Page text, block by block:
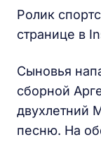
Ролик
странице в
Сыновья
сборной
двухлетний
песню. На